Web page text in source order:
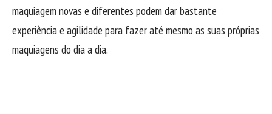
maquiagem novas e diferentes podem dar bastante
experiência e agilidade para fazer até mesmo as suas próprias
maquiagens do dia a dia.